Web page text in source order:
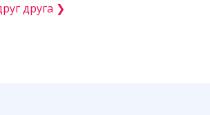
друга ❯